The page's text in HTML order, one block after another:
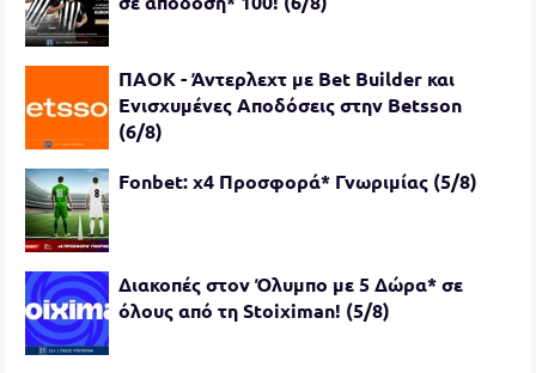
ΠΑΟΚ - Άντερλεχτ με Bet Builder και
Ενισχυμένες Αποδόσεις στην Betsson
(6/8)
Fonbet: x4 Προσφορά* Γνωριμίας (5/8)
Διακοπές στον Όλυμπο με 5 Δώρα* σε
όλους από τη Stoiximan! (5/8)